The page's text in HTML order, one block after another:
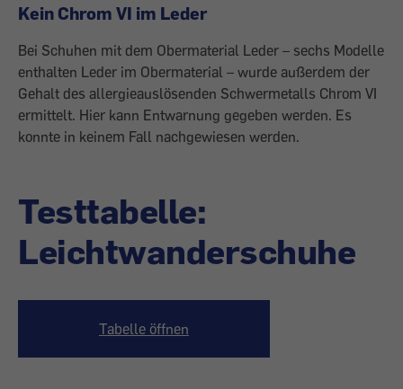
Kein Chrom VI im Leder
Bei Schuhen mit dem Obermaterial Leder – sechs Modelle
enthalten Leder im Obermaterial – wurde außerdem der
Gehalt des allergieauslösenden Schwermetalls Chrom VI
ermittelt. Hier kann Entwarnung gegeben werden. Es
konnte in keinem Fall nachgewiesen werden.
Testtabelle:
Leichtwanderschuhe
Tabelle öffnen